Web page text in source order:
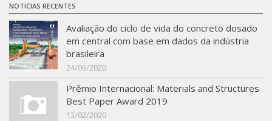
NOTICIAS RECENTES
Avaliação do ciclo de vida do concreto dosado
em central com base em dados da indústria
brasileira
24/06/2020
Prêmio Internacional: Materials and Structures
Best Paper Award 2019
13/02/2020